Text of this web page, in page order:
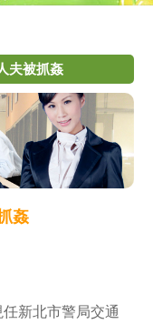
夫被抓姦
姦
新北市警局交通